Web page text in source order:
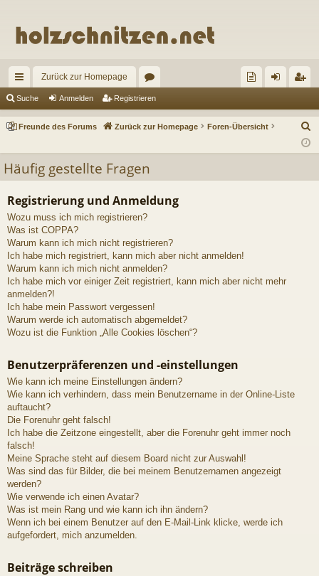
ch
ne
riff
Zurück zur Homepage
or
en un
s
m
n
ist
rie
n
Suche Anmelden Registrieren
Freunde des Forums Zurück zur Homepage Foren-Übersicht
Häufig gestellte Fragen
Registrierung und Anmeldung
Wozu muss ich mich registrieren?
Was ist COPPA?
Warum kann ich mich nicht registrieren?
Ich habe mich registriert, kann mich aber nicht anmelden!
Warum kann ich mich nicht anmelden?
Ich habe mich vor einiger Zeit registriert, kann mich aber nicht mehr
anmelden?!
Ich habe mein Passwort vergessen!
Warum werde ich automatisch abgemeldet?
Wozu ist die Funktion „Alle Cookies löschen“?
Benutzerpräferenzen und -einstellungen
Wie kann ich meine Einstellungen ändern?
Wie kann ich verhindern, dass mein Benutzername in der Online-Liste
auftaucht?
Die Forenuhr geht falsch!
Ich habe die Zeitzone eingestellt, aber die Forenuhr geht immer noch
falsch!
Meine Sprache steht auf diesem Board nicht zur Auswahl!
Was sind das für Bilder, die bei meinem Benutzernamen angezeigt
werden?
Wie verwende ich einen Avatar?
Was ist mein Rang und wie kann ich ihn ändern?
Wenn ich bei einem Benutzer auf den E-Mail-Link klicke, werde ich
aufgefordert, mich anzumelden.
Beiträge schreiben